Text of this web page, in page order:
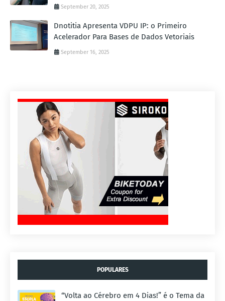
September 20, 2025
Dnotitia Apresenta VDPU IP: o Primeiro
Acelerador Para Bases de Dados Vetoriais
September 16, 2025
POPULARES
“Volta ao Cérebro em 4 Dias!” é o Tema da